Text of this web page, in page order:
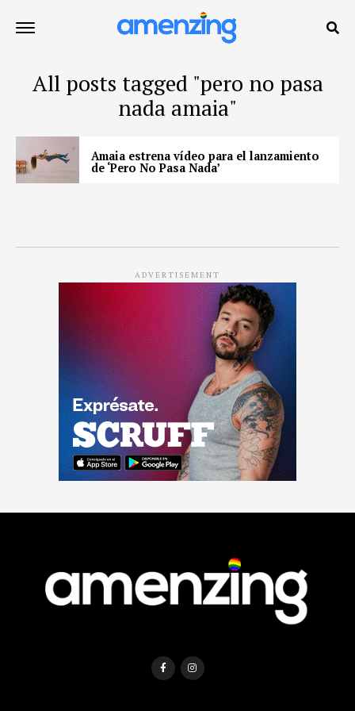
All posts tagged "pero no pasa
nada amaia"
Amaia estrena vídeo para el lanzamiento
de ‘Pero No Pasa Nada’
ADVERTISEMENT